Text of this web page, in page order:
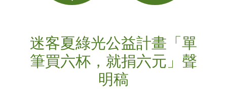
迷客夏綠光公益計畫「單
筆買六杯，就捐六元」聲
明稿